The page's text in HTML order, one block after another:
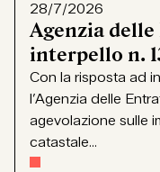
28/7/2026
Agenzia
interpello n.
Con la risposta ad
l’Agenzia delle
agevolazione sulle
catastale...